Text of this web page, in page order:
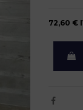
72,60 €